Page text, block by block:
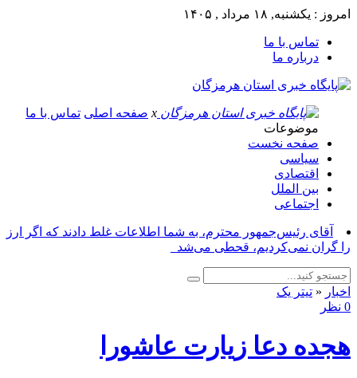
امروز : یکشنبه, ۱۸ مرداد , ۱۴۰۵
تماس با ما
درباره ما
x صفحه اصلی تماس با ما
موضوعات
صفحه نخست
سیاسی
اقتصادی
بین الملل
اجتماعی
آقای رئیس‌جمهور محترم، به شما اطلاعات غلط دادند که اگر ارز
را گران نمی‌کردیم، قحطی می‌شد_
اخبار « تیتر یک
0 نظر
هجده دعا زیارت عاشورا